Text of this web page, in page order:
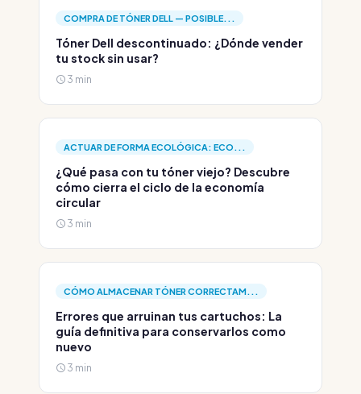
COMPRA DE TÓNER DELL — POSIBLE...
Tóner Dell descontinuado: ¿Dónde vender
tu stock sin usar?
3 min
ACTUAR DE FORMA ECOLÓGICA: ECO...
¿Qué pasa con tu tóner viejo? Descubre
cómo cierra el ciclo de la economía
circular
3 min
CÓMO ALMACENAR TÓNER CORRECTAM...
Errores que arruinan tus cartuchos: La
guía definitiva para conservarlos como
nuevo
3 min